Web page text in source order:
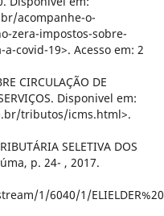
acompanhe-o-
zera-impostos-sobre-
covid-19>. Acesso em: 2
CIRCULAÇÃO DE
Disponivel em:
tributos/icms.html>.
SELETIVA DOS
p. 24- , 2017.
1/6040/1/